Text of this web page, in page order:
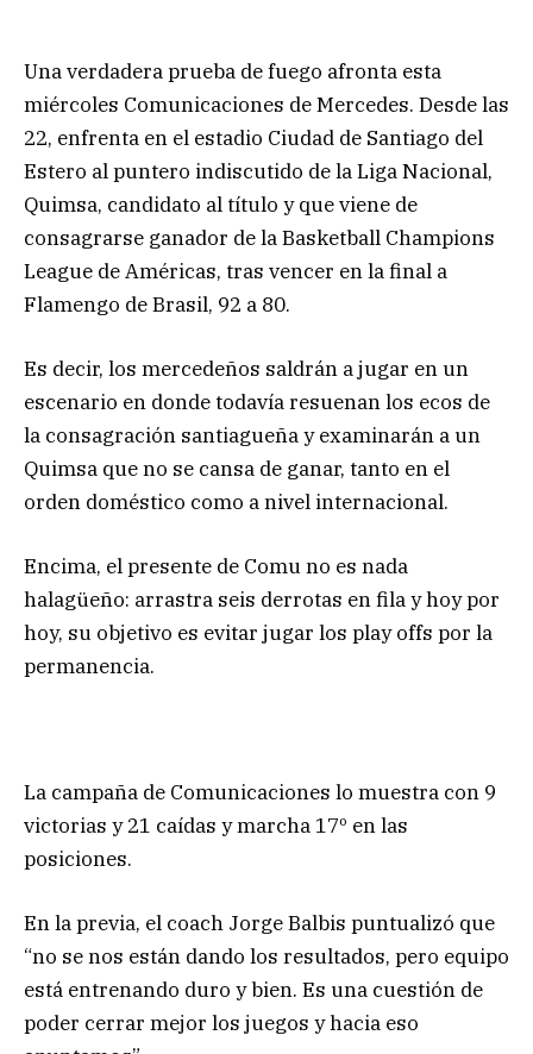
Una verdadera prueba de fuego afronta esta
miércoles Comunicaciones de Mercedes. Desde las
22, enfrenta en el estadio Ciudad de Santiago del
Estero al puntero indiscutido de la Liga Nacional,
Quimsa, candidato al título y que viene de
consagrarse ganador de la Basketball Champions
League de Américas, tras vencer en la final a
Flamengo de Brasil, 92 a 80.
Es decir, los mercedeños saldrán a jugar en un
escenario en donde todavía resuenan los ecos de
la consagración santiagueña y examinarán a un
Quimsa que no se cansa de ganar, tanto en el
orden doméstico como a nivel internacional.
Encima, el presente de Comu no es nada
halagüeño: arrastra seis derrotas en fila y hoy por
hoy, su objetivo es evitar jugar los play offs por la
permanencia.
La campaña de Comunicaciones lo muestra con 9
victorias y 21 caídas y marcha 17º en las
posiciones.
En la previa, el coach Jorge Balbis puntualizó que
“no se nos están dando los resultados, pero equipo
está entrenando duro y bien. Es una cuestión de
poder cerrar mejor los juegos y hacia eso